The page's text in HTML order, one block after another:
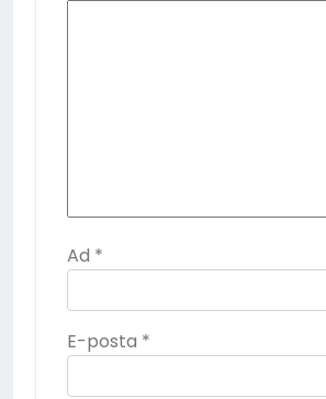
Ad *
E-posta *